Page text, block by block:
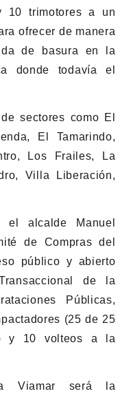
10 trimotores a un
ofrecer de manera
de basura en la
donde todavía el
sectores como El
El Tamarindo,
Los Frailes, La
Villa Liberación,
el alcalde Manuel
de Compras del
público y abierto
de la
Públicas,
(25 de 25
y 10 volteos a la
Viamar será la